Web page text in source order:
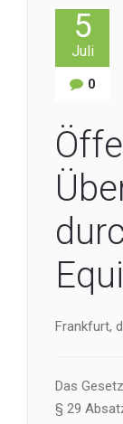
5
Juli
0
Frankfurt,
Das
§ 29